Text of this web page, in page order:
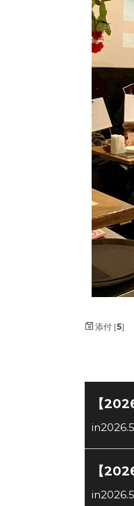
添付 [5]
【
【